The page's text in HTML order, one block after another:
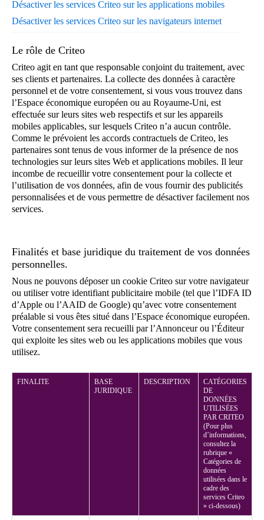
Désactiver les services Criteo sur les applications mobiles
Désactiver les services Criteo sur les navigateurs internet
Le rôle de Criteo
Criteo agit en tant que responsable conjoint du traitement, avec
ses clients et partenaires. La collecte des données à caractère
personnel et de votre consentement, si vous vous trouvez dans
l’Espace économique européen ou au Royaume-Uni, est
effectuée sur leurs sites web respectifs et sur les appareils
mobiles applicables, sur lesquels Criteo n’a aucun contrôle.
Comme le prévoient les accords contractuels de Criteo, les
partenaires sont tenus de vous informer de la présence de nos
technologies sur leurs sites Web et applications mobiles. Il leur
incombe de recueillir votre consentement pour la collecte et
l’utilisation de vos données, afin de vous fournir des publicités
personnalisées et de vous permettre de désactiver facilement nos
services.
Finalités et base juridique du traitement de vos données
personnelles.
Nous ne pouvons déposer un cookie Criteo sur votre navigateur
ou utiliser votre identifiant publicitaire mobile (tel que l’IDFA ID
d’Apple ou l’AAID de Google) qu’avec votre consentement
préalable si vous êtes situé dans l’Espace économique européen.
Votre consentement sera recueilli par l’Annonceur ou l’Éditeur
qui exploite les sites web ou les applications mobiles que vous
utilisez.
FINALITE
BASE
JURIDIQUE
DESCRIPTION
CATÉGORIES
DE
DONNÉES
UTILISÉES
PAR CRITEO
(Pour plus
d’informations,
consultez la
rubrique «
Catégories de
données
utilisées dans le
cadre des
services Criteo
» ci-dessous)